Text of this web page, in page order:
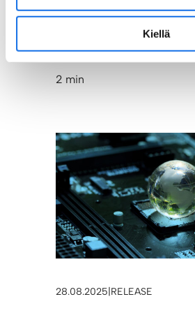
Kiellä
28.08.2025|RELEASE
Zero Mine sets new
recycling
2 min
28.08.2025 RELEASE